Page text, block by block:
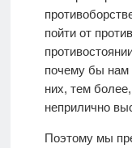
пойти от
почему бы нам
них, тем
неприлично
Поэтому мы